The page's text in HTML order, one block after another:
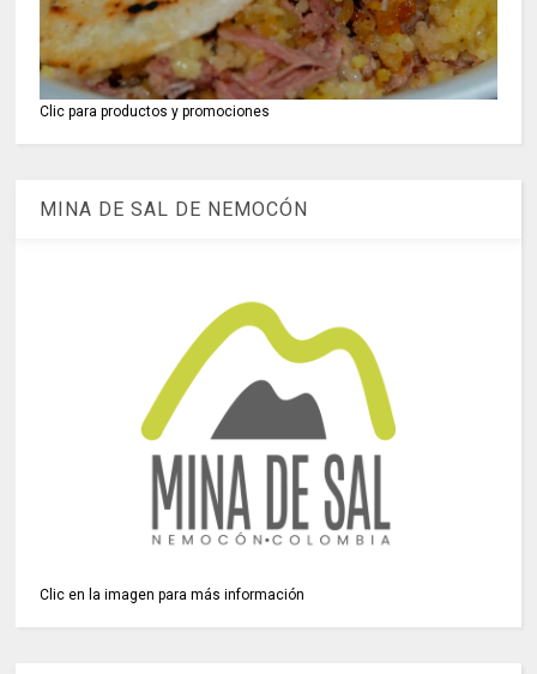
Clic para productos y promociones
MINA DE SAL DE NEMOCÓN
Clic en la imagen para más información